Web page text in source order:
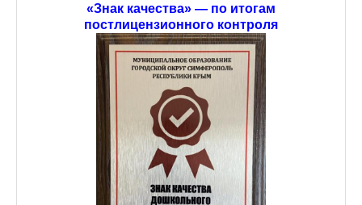
«Знак качества» — по итогам
постлицензионного контроля